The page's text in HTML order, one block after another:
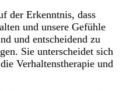
der Erkenntnis, dass
und unsere Gefühle
und entscheidend zu
Sie unterscheidet sich
Verhaltenstherapie und